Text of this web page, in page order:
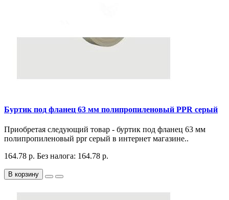
Буртик под фланец 63 мм полипропиленовый PPR серый
Приобретая следующий товар - буртик под фланец 63 мм
полипропиленовый ppr серый в интернет магазине..
164.78 р. Без налога: 164.78 р.
В корзину